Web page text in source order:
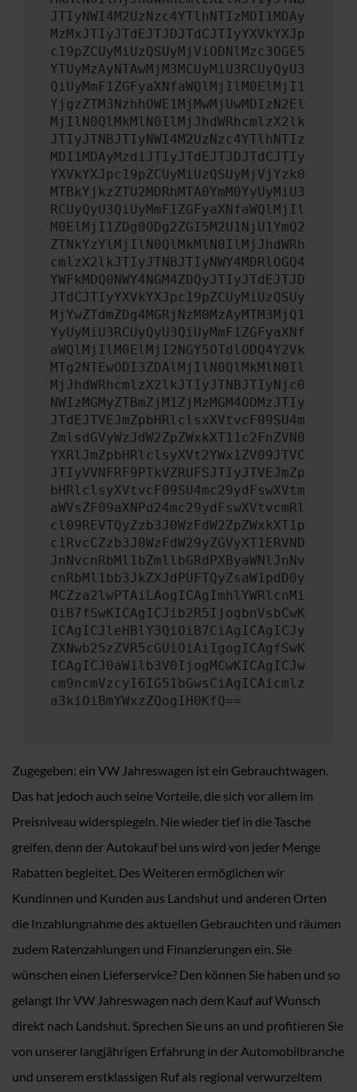
JTIyNWI4M2UzNzc4YTlhNTIzMDI1MDAy
MzMxJTIyJTdEJTJDJTdCJTIyYXVkYXJp
c19pZCUyMiUzQSUyMjViODNlMzc3OGE5
YTUyMzAyNTAwMjM3MCUyMiU3RCUyQyU3
QiUyMmF1ZGFyaXNfaWQlMjIlM0ElMjI1
YjgzZTM3NzhhOWE1MjMwMjUwMDIzN2El
MjIlN0QlMkMlN0IlMjJhdWRhcmlzX2lk
JTIyJTNBJTIyNWI4M2UzNzc4YTlhNTIz
MDI1MDAyMzdiJTIyJTdEJTJDJTdCJTIy
YXVkYXJpc19pZCUyMiUzQSUyMjVjYzk0
MTBkYjkzZTU2MDRhMTA0YmM0YyUyMiU3
RCUyQyU3QiUyMmF1ZGFyaXNfaWQlMjIl
M0ElMjI1ZDg0ODg2ZGI5M2U1NjU1YmQ2
ZTNkYzYlMjIlN0QlMkMlN0IlMjJhdWRh
cmlzX2lkJTIyJTNBJTIyNWY4MDRlOGQ4
YWFkMDQ0NWY4NGM4ZDQyJTIyJTdEJTJD
JTdCJTIyYXVkYXJpc19pZCUyMiUzQSUy
MjYwZTdmZDg4MGRjNzM0MzAyMTM3MjQ1
YyUyMiU3RCUyQyU3QiUyMmF1ZGFyaXNf
aWQlMjIlM0ElMjI2NGY5OTdlODQ4Y2Vk
MTg2NTEwODI3ZDAlMjIlN0QlMkMlN0Il
MjJhdWRhcmlzX2lkJTIyJTNBJTIyNjc0
NWIzMGMyZTBmZjM1ZjMzMGM4ODMzJTIy
JTdEJTVEJmZpbHRlclsxXVtvcF09SU4m
ZmlsdGVyWzJdW2ZpZWxkXT11c2FnZVN0
YXRlJmZpbHRlclsyXVt2YWx1ZV09JTVC
JTIyVVNFRF9PTkVZRUFSJTIyJTVEJmZp
bHRlclsyXVtvcF09SU4mc29ydFswXVtm
aWVsZF09aXNPd24mc29ydFswXVtvcmRl
cl09REVTQyZzb3J0WzFdW2ZpZWxkXT1p
c1RvcCZzb3J0WzFdW29yZGVyXT1ERVND
JnNvcnRbMl1bZmllbGRdPXByaWNlJnNv
cnRbMl1bb3JkZXJdPUFTQyZsaW1pdD0y
MCZza2lwPTAiLAogICAgImhlYWRlcnMi
OiB7fSwKICAgICJib2R5IjogbnVsbCwK
ICAgICJleHBlY3QiOiB7CiAgICAgICJy
ZXNwb25zZVR5cGUiOiAiIgogICAgfSwK
ICAgICJ0aW1lb3V0IjogMCwKICAgICJw
cm9ncmVzcyI6IG51bGwsCiAgICAicmlz
a3kiOiBmYWxzZQogIH0KfQ==
Zugegeben: ein VW Jahreswagen ist ein Gebrauchtwagen.
Das hat jedoch auch seine Vorteile, die sich vor allem im
Preisniveau widerspiegeln. Nie wieder tief in die Tasche
greifen, denn der Autokauf bei uns wird von jeder Menge
Rabatten begleitet. Des Weiteren ermöglichen wir
Kundinnen und Kunden aus Landshut und anderen Orten
die Inzahlungnahme des aktuellen Gebrauchten und räumen
zudem Ratenzahlungen und Finanzierungen ein. Sie
wünschen einen Lieferservice? Den können Sie haben und so
gelangt Ihr VW Jahreswagen nach dem Kauf auf Wunsch
direkt nach Landshut. Sprechen Sie uns an und profitieren Sie
von unserer langjährigen Erfahrung in der Automobilbranche
und unserem erstklassigen Ruf als regional verwurzeltem